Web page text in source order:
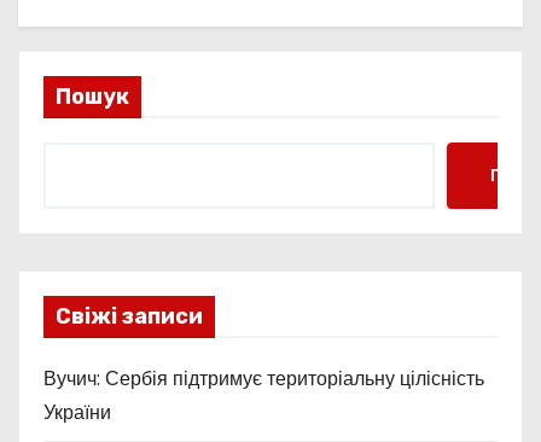
Пошук
Свіжі записи
Вучич: Сербія підтримує територіальну цілісність
України